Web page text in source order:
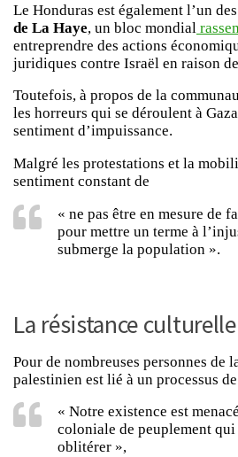
Le Honduras est également l’un
de La Haye, un bloc mondial
entreprendre des actions
juridiques contre Israël en raison
Toutefois, à propos de la
les horreurs qui se déroulent à
sentiment d’impuissance.
Malgré les protestations et la
sentiment constant de
« ne pas être en mesure de
pour mettre un terme à
submerge la population ».
La résistance culturelle
Pour de nombreuses personnes de
palestinien est lié à un processus
« Notre existence est
coloniale de peuplement qui
oblitérer »,